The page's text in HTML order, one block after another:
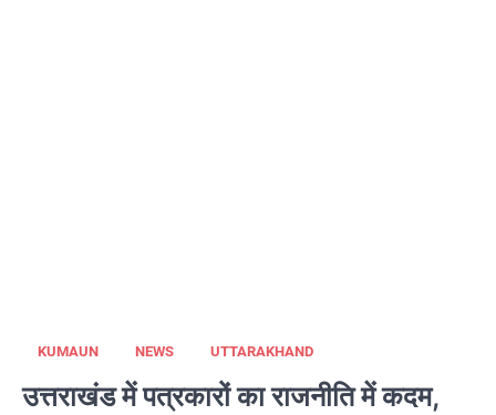
KUMAUN NEWS UTTARAKHAND
उत्तराखंड में पत्रकारों का राजनीति में कदम,